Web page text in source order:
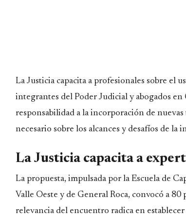
La Justicia capacita a profesionales sobre el
integrantes del Poder Judicial y abogados
responsabilidad a la incorporación de
necesario sobre los alcances y desafíos de
La Justicia capacita a
La propuesta, impulsada por la Escuela de
Valle Oeste y de General Roca, convocó a
relevancia del encuentro radica en